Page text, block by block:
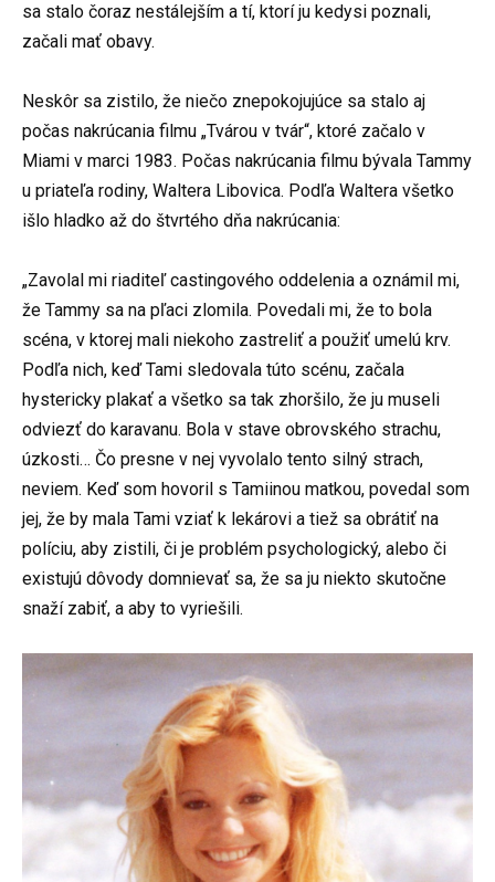
sa stalo čoraz nestálejším a tí, ktorí ju kedysi poznali,
začali mať obavy.
Neskôr sa zistilo, že niečo znepokojujúce sa stalo aj
počas nakrúcania filmu „Tvárou v tvár“, ktoré začalo v
Miami v marci 1983. Počas nakrúcania filmu bývala Tammy
u priateľa rodiny, Waltera Libovica. Podľa Waltera všetko
išlo hladko až do štvrtého dňa nakrúcania:
„Zavolal mi riaditeľ castingového oddelenia a oznámil mi,
že Tammy sa na pľaci zlomila. Povedali mi, že to bola
scéna, v ktorej mali niekoho zastreliť a použiť umelú krv.
Podľa nich, keď Tami sledovala túto scénu, začala
hystericky plakať a všetko sa tak zhoršilo, že ju museli
odviezť do karavanu. Bola v stave obrovského strachu,
úzkosti… Čo presne v nej vyvolalo tento silný strach,
neviem. Keď som hovoril s Tamiinou matkou, povedal som
jej, že by mala Tami vziať k lekárovi a tiež sa obrátiť na
políciu, aby zistili, či je problém psychologický, alebo či
existujú dôvody domnievať sa, že sa ju niekto skutočne
snaží zabiť, a aby to vyriešili.